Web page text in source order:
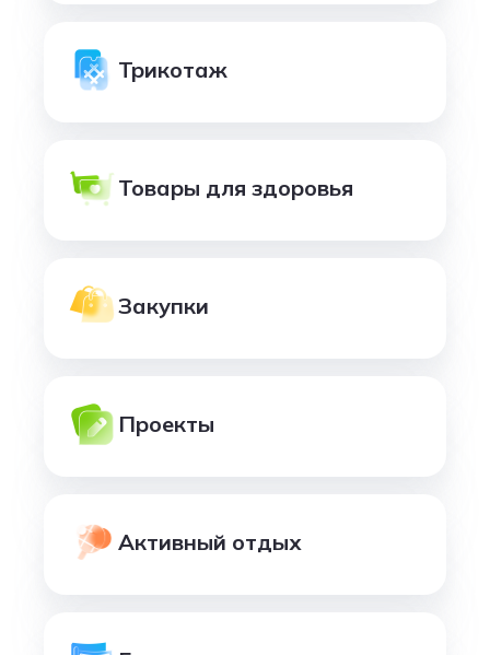
Трикотаж
Товары для здоровья
Закупки
Проекты
Активный отдых